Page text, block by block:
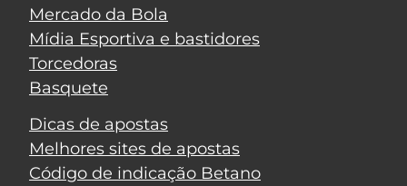
Mercado da Bola
Mídia Esportiva e bastidores
Torcedoras
Basquete
Dicas de apostas
Melhores sites de apostas
Código de indicação Betano